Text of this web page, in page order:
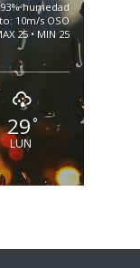
93% humedad
10m/s OSO
25 • MIN 25
29°
LUN